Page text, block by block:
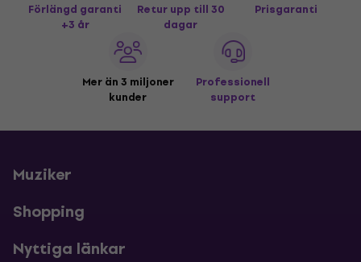
Förlängd garanti
+3 år
Retur upp till 30
dagar
Prisgaranti
Mer än 3 miljoner
kunder
Professionell
support
Muziker
Shopping
Nyttiga länkar